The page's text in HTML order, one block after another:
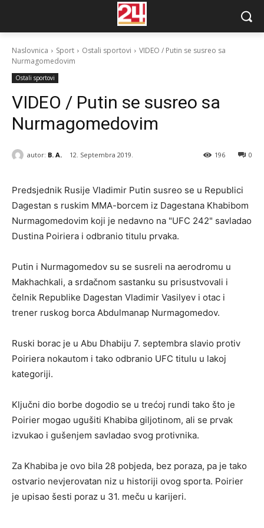
Naslovnica Sport Ostali sportovi
VIDEO / Putin se susreo sa
Nurmagomedovim
Ostali sportovi
VIDEO / Putin se susreo sa
Nurmagomedovim
autor: B. A. 12. Septembra 2019. 0
196
Predsjednik Rusije Vladimir Putin susreo se u Republici
Dagestan s ruskim MMA-borcem iz Dagestana Khabibom
Nurmagomedovim koji je nedavno na "UFC 242" savladao
Dustina Poiriera i odbranio titulu prvaka.
Putin i Nurmagomedov su se susreli na aerodromu u
Makhachkali, a srdačnom sastanku su prisustvovali i
čelnik Republike Dagestan Vladimir Vasilyev i otac i
trener ruskog borca Abdulmanap Nurmagomedov.
Ruski borac je u Abu Dhabiju 7. septembra slavio protiv
Poiriera nokautom i tako odbranio UFC titulu u lakoj
kategoriji.
Ključni dio borbe dogodio se u trećoj rundi tako što je
Poirier mogao ugušiti Khabiba giljotinom, ali se prvak
izvukao i gušenjem savladao svog protivnika.
Za Khabiba je ovo bila 28 pobjeda, bez poraza, pa je tako
ostvario nevjerovatan niz u historiji ovog sporta. Poirier
je upisao šesti poraz u 31. meču u karijeri.